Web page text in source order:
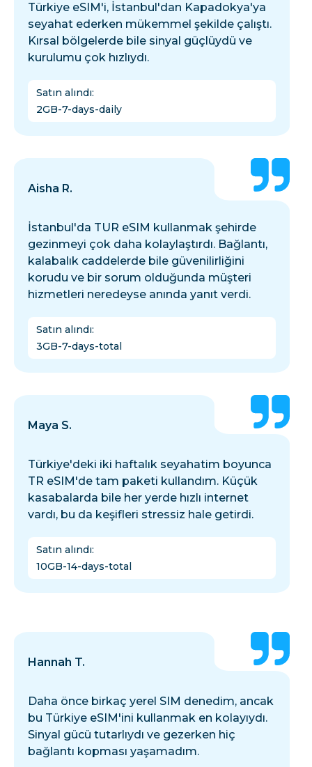
Türkiye eSIM'i, İstanbul'dan Kapadokya'ya
seyahat ederken mükemmel şekilde çalıştı.
Kırsal bölgelerde bile sinyal güçlüydü ve
kurulumu çok hızlıydı.
Satın alındı:
2GB-7-days-daily
Aisha R.
İstanbul'da TUR eSIM kullanmak şehirde
gezinmeyi çok daha kolaylaştırdı. Bağlantı,
kalabalık caddelerde bile güvenilirliğini
korudu ve bir sorum olduğunda müşteri
hizmetleri neredeyse anında yanıt verdi.
Satın alındı:
3GB-7-days-total
Maya S.
Türkiye'deki iki haftalık seyahatim boyunca
TR eSIM'de tam paketi kullandım. Küçük
kasabalarda bile her yerde hızlı internet
vardı, bu da keşifleri stressiz hale getirdi.
Satın alındı:
10GB-14-days-total
Hannah T.
Daha önce birkaç yerel SIM denedim, ancak
bu Türkiye eSIM'ini kullanmak en kolayıydı.
Sinyal gücü tutarlıydı ve gezerken hiç
bağlantı kopması yaşamadım.